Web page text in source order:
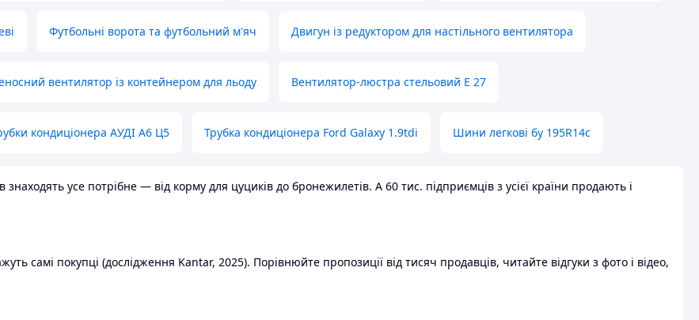
Футбольні ворота та футбольний м'яч Двигун із редуктором для настільного вентилятора
вентилятор із контейнером для льоду Вентилятор-люстра стельовий E 27
кондиціонера АУДІ А6 Ц5 Трубка кондиціонера Ford Galaxy 1.9tdi Шини легкові бу 195R14c
усе потрібне — від корму для цуциків до бронежилетів. А 60 тис. підприємців з усієї країни продають і
самі покупці (дослідження Kantar, 2025). Порівнюйте пропозиції від тисяч продавців, читайте відгуки з фото і відео,